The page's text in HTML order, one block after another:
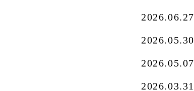
2026.06.27
2026.05.30
2026.05.07
2026.03.31